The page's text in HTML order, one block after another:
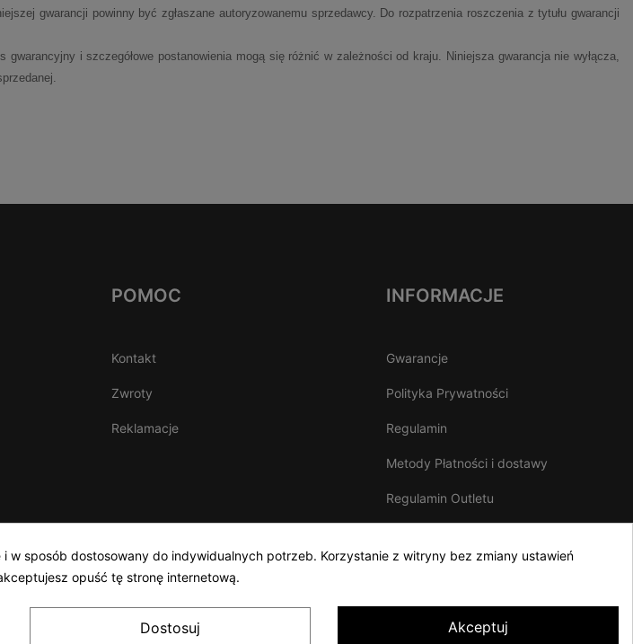
gwarancji powinny być zgłaszane autoryzowanemu sprzedawcy. Do rozpatrzenia roszczenia z tytułu gwarancji
i szczegółowe postanowienia mogą się różnić w zależności od kraju. Niniejsza gwarancja nie wyłącza,
POMOC
Kontakt
Zwroty
Reklamacje
INFORMACJE
Gwarancje
Polityka Prywatności
Regulamin
Metody Płatności i dostawy
Regulamin Outletu
sposób dostosowany do indywidualnych potrzeb. Korzystanie z witryny bez zmiany ustawień
opuść tę stronę internetową.
Akceptuj
Dostosuj